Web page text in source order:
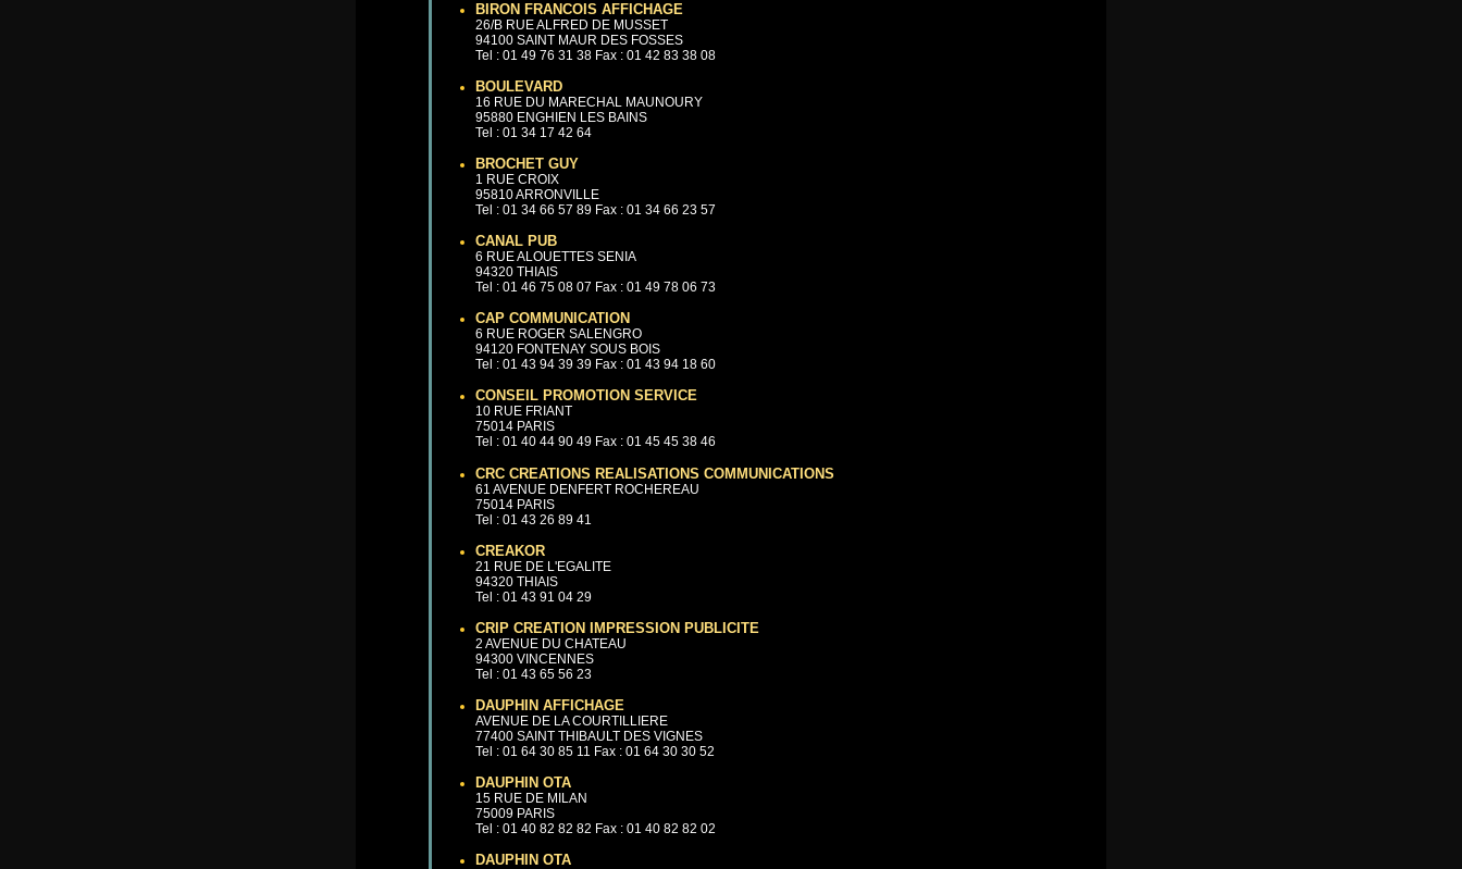
BIRON FRANCOIS AFFICHAGE
26/B RUE ALFRED DE MUSSET
94100 SAINT MAUR DES FOSSES
Tel : 01 49 76 31 38 Fax : 01 42 83 38 08
BOULEVARD
16 RUE DU MARECHAL MAUNOURY
95880 ENGHIEN LES BAINS
Tel : 01 34 17 42 64
BROCHET GUY
1 RUE CROIX
95810 ARRONVILLE
Tel : 01 34 66 57 89 Fax : 01 34 66 23 57
CANAL PUB
6 RUE ALOUETTES SENIA
94320 THIAIS
Tel : 01 46 75 08 07 Fax : 01 49 78 06 73
CAP COMMUNICATION
6 RUE ROGER SALENGRO
94120 FONTENAY SOUS BOIS
Tel : 01 43 94 39 39 Fax : 01 43 94 18 60
CONSEIL PROMOTION SERVICE
10 RUE FRIANT
75014 PARIS
Tel : 01 40 44 90 49 Fax : 01 45 45 38 46
CRC CREATIONS REALISATIONS COMMUNICATIONS
61 AVENUE DENFERT ROCHEREAU
75014 PARIS
Tel : 01 43 26 89 41
CREAKOR
21 RUE DE L'EGALITE
94320 THIAIS
Tel : 01 43 91 04 29
CRIP CREATION IMPRESSION PUBLICITE
2 AVENUE DU CHATEAU
94300 VINCENNES
Tel : 01 43 65 56 23
DAUPHIN AFFICHAGE
AVENUE DE LA COURTILLIERE
77400 SAINT THIBAULT DES VIGNES
Tel : 01 64 30 85 11 Fax : 01 64 30 30 52
DAUPHIN OTA
15 RUE DE MILAN
75009 PARIS
Tel : 01 40 82 82 82 Fax : 01 40 82 82 02
DAUPHIN OTA